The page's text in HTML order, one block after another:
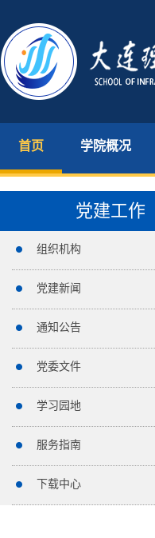
首页 学院概况
党建工作
组织机构
党建新闻
通知公告
党委文件
学习园地
服务指南
下载中心